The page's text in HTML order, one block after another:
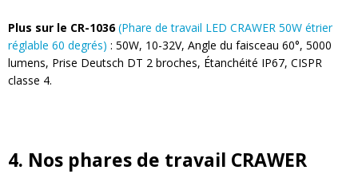
Plus sur le CR-1036(Phare de travail LED CRAWER 50W étrier
réglable 60 degrés) : 50W, 10-32V, Angle du faisceau 60°, 5000
lumens, Prise Deutsch DT 2 broches, Étanchéité IP67, CISPR
classe 4.
4. Nos phares de travail CRAWER